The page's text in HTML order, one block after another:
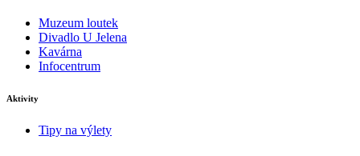
Muzeum loutek
Divadlo U Jelena
Kavárna
Infocentrum
Aktivity
Tipy na výlety